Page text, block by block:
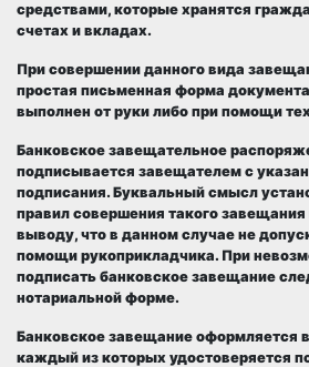
средствами, которые хранятся
счетах и вкладах.
При совершении данного вида
простая письменная форма
выполнен от руки либо при помощи
Банковское завещательное
подписывается завещателем с
подписания. Буквальный смысл
правил совершения такого завещания
выводу, что в данном случае не
помощи рукоприкладчика. При
подписать банковское завещание
нотариальной форме.
Банковское завещание оформляется
каждый из которых удостоверяется